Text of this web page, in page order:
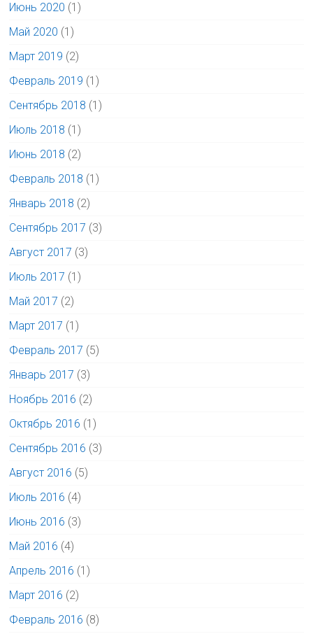
Июнь 2020 (1)
Май 2020 (1)
Март 2019 (2)
Февраль 2019 (1)
Сентябрь 2018 (1)
Июль 2018 (1)
Июнь 2018 (2)
Февраль 2018 (1)
Январь 2018 (2)
Сентябрь 2017 (3)
Август 2017 (3)
Июль 2017 (1)
Май 2017 (2)
Март 2017 (1)
Февраль 2017 (5)
Январь 2017 (3)
Ноябрь 2016 (2)
Октябрь 2016 (1)
Сентябрь 2016 (3)
Август 2016 (5)
Июль 2016 (4)
Июнь 2016 (3)
Май 2016 (4)
Апрель 2016 (1)
Март 2016 (2)
Февраль 2016 (8)